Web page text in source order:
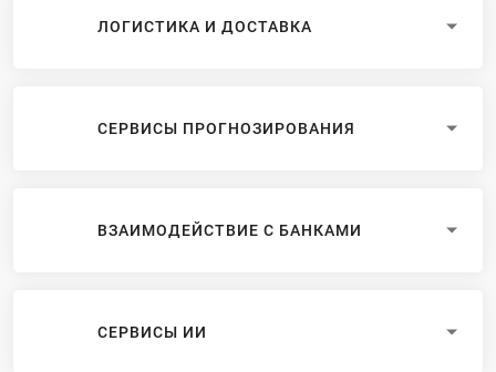
ЛОГИСТИКА И ДОСТАВКА
СЕРВИСЫ ПРОГНОЗИРОВАНИЯ
ВЗАИМОДЕЙСТВИЕ С БАНКАМИ
СЕРВИСЫ ИИ